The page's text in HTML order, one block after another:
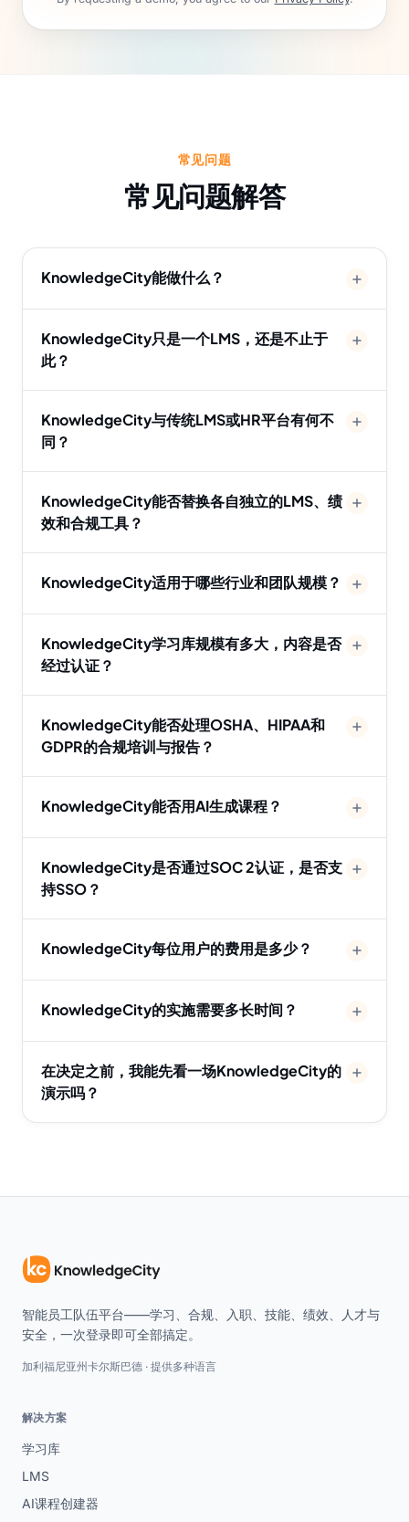
常见问题
常见问题解答
KnowledgeCity能做什么？
KnowledgeCity只是一个LMS，还是不止于
此？
KnowledgeCity与传统LMS或HR平台有何不
同？
KnowledgeCity能否替换各自独立的LMS、绩
效和合规工具？
KnowledgeCity适用于哪些行业和团队规模？
KnowledgeCity学习库规模有多大，内容是否
经过认证？
KnowledgeCity能否处理OSHA、HIPAA和
GDPR的合规培训与报告？
KnowledgeCity能否用AI生成课程？
KnowledgeCity是否通过SOC 2认证，是否支
持SSO？
KnowledgeCity每位用户的费用是多少？
KnowledgeCity的实施需要多长时间？
在决定之前，我能先看一场KnowledgeCity的
演示吗？
智能员工队伍平台——学习、合规、入职、技能、绩效、人才与
安全，一次登录即可全部搞定。
加利福尼亚州卡尔斯巴德 · 提供多种语言
解决方案
学习库
LMS
AI课程创建器